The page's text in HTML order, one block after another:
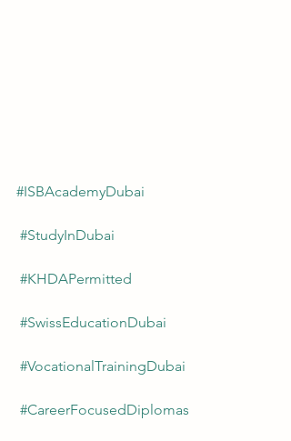
#ISBAcademyDubai
#StudyInDubai
#KHDAPermitted
#SwissEducationDubai
#VocationalTrainingDubai
#CareerFocusedDiplomas